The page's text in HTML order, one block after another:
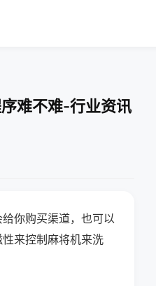
难不难-行业资讯
你购买渠道，也可以
来控制麻将机来洗